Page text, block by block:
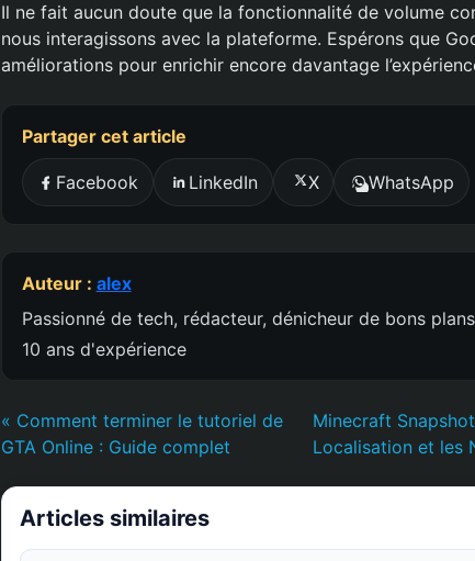
Il ne fait aucun doute que la fonctionnalité de volume
nous interagissons avec la plateforme. Espérons que
améliorations pour enrichir encore davantage
Partager cet article
Facebook LinkedIn X WhatsApp
Auteur : alex
Passionné de tech, rédacteur, dénicheur de bons plans
10 ans d'expérience
« Comment terminer le tutoriel de
GTA Online : Guide complet
Minecraft
Localisation et les
Articles similaires